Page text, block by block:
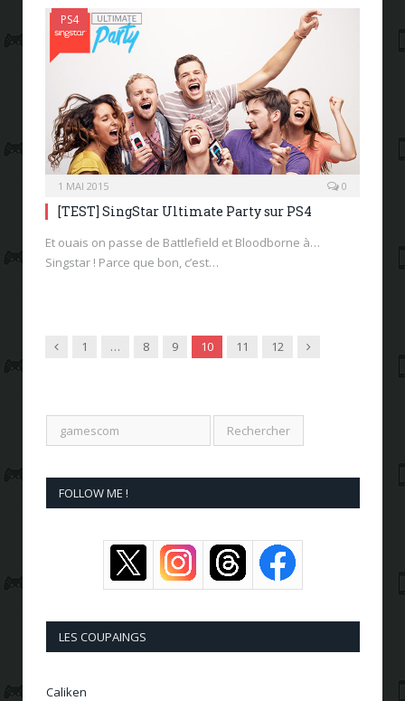
PS4
1 MAI 2015 0
[TEST] SingStar Ultimate Party sur PS4
Et ouais on passe de Battlefield et Bloodborne à…
Singstar ! Parce que bon, c’est…
Previous
1 … 8 9 10 11 12 Next
FOLLOW ME !
LES COUPAINGS
Caliken